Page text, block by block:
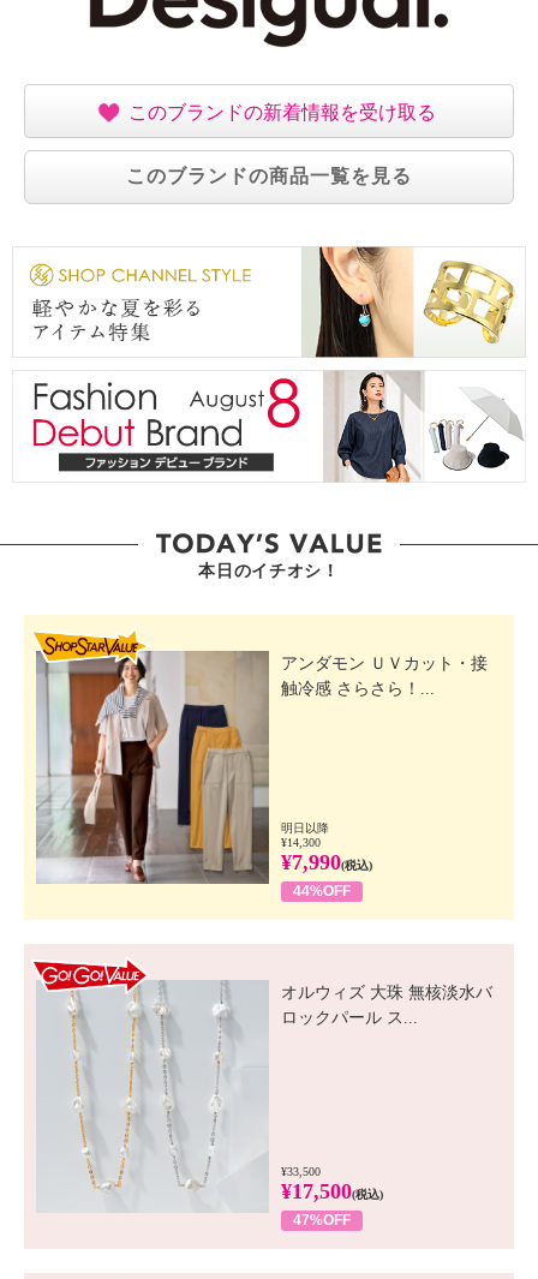
このブランドの新着情報を受け取る
このブランドの商品一覧を見る
本日のイチオシ！
アンダモン ＵＶカット・接
触冷感 さらさら！...
明日以降
¥14,300
¥7,990(税込)
44%OFF
オルウィズ 大珠 無核淡水バ
ロックパール ス...
¥33,500
¥17,500(税込)
47%OFF